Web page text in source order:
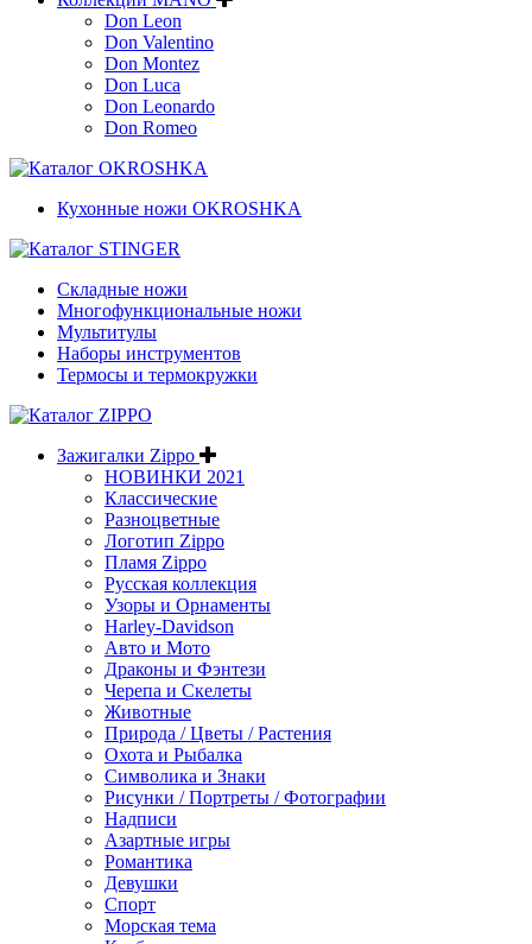
Don Leon
Don Valentino
Don Montez
Don Luca
Don Leonardo
Don Romeo
Кухонные ножи OKROSHKA
Складные ножи
Многофункциональные ножи
Мультитулы
Наборы инструментов
Термосы и термокружки
Зажигалки Zippo
НОВИНКИ 2021
Классические
Разноцветные
Логотип Zippo
Пламя Zippo
Русская коллекция
Узоры и Орнаменты
Harley-Davidson
Авто и Мото
Драконы и Фэнтези
Черепа и Скелеты
Животные
Природа / Цветы / Растения
Охота и Рыбалка
Символика и Знаки
Рисунки / Портреты / Фотографии
Надписи
Азартные игры
Романтика
Девушки
Спорт
Морская тема